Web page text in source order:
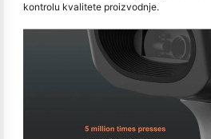
kontrolu kvalitete proizvodnje.